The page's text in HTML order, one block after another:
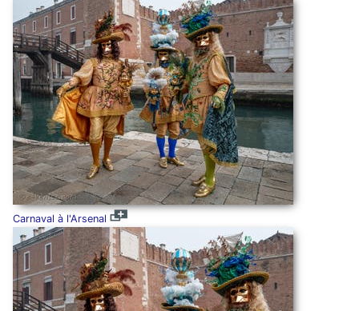
Carnaval à l'Arsenal